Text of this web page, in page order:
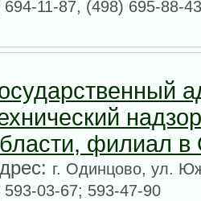
694-11-87, (498) 695-88-43
филиал в
г. Одинцово, ул.
593-03-67; 593-47-90